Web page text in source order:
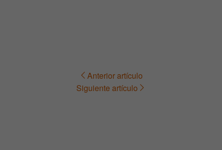
Navegación Anterior artículo
Siguiente artículo